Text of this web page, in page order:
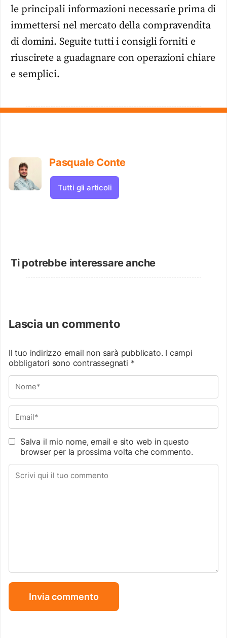
le principali informazioni necessarie prima di
immettersi nel mercato della compravendita
di domini. Seguite tutti i consigli forniti e
riuscirete a guadagnare con operazioni chiare
e semplici.
Pasquale Conte
Tutti gli articoli
Ti potrebbe interessare anche
Lascia un commento
Il tuo indirizzo email non sarà pubblicato. I campi
obbligatori sono contrassegnati *
Salva il mio nome, email e sito web in questo
browser per la prossima volta che commento.